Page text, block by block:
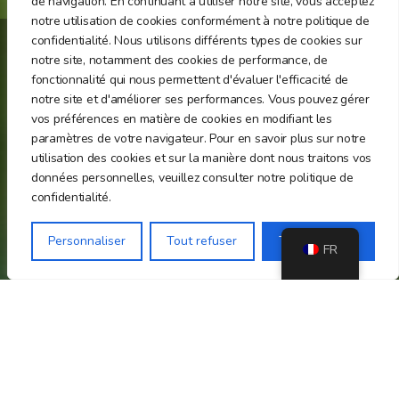
notre utilisation de cookies conformément à notre politique de
confidentialité. Nous utilisons différents types de cookies sur
notre site, notamment des cookies de performance, de
fonctionnalité qui nous permettent d'évaluer l'efficacité de
notre site et d'améliorer ses performances. Vous pouvez gérer
vos préférences en matière de cookies en modifiant les
paramètres de votre navigateur. Pour en savoir plus sur notre
utilisation des cookies et sur la manière dont nous traitons vos
données personnelles, veuillez consulter notre politique de
confidentialité.
Personnaliser Tout refuser Tout accepter
Association loi 1901 de sensibilisation et de
protection du Panda Roux
EN SAVOIR +
Nos partenaires
FR